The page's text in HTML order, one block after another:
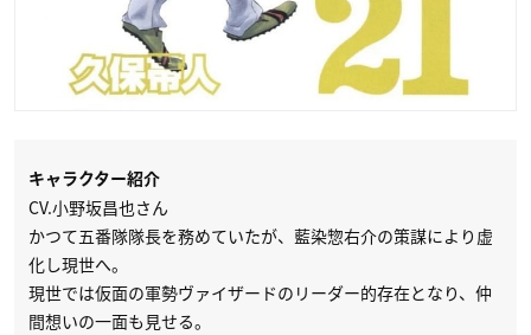
キャラクター紹介
CV.小野坂昌也さん
かつて五番隊隊長を務めていたが、藍染惣右介の策謀により虚
化し現世へ。
現世では仮面の軍勢ヴァイザードのリーダー的存在となり、仲
間想いの一面も見せる。